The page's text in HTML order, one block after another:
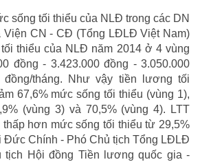
sống tối thiểu của NLĐ trong các DN
Viện CN - CĐ (Tổng LĐLĐ Việt Nam)
thiểu của NLĐ năm 2014 ở 4 vùng
đồng - 3.423.000 đồng - 3.050.000
đồng/tháng. Như vậy tiền lương tối
67,6% mức sống tối thiểu (vùng 1),
(vùng 3) và 70,5% (vùng 4). LTT
thấp hơn mức sống tối thiểu từ 29,5%
Đức Chính - Phó Chủ tịch Tổng LĐLĐ
tịch Hội đồng Tiền lương quốc gia -